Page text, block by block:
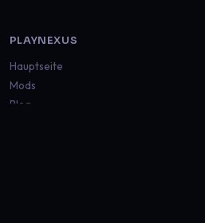
PLAYNEXUS
Hauptseite
Mods
Blog